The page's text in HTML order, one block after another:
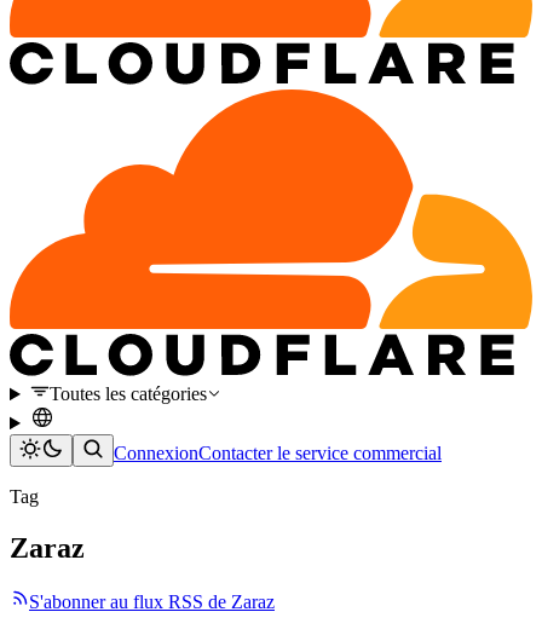
Toutes les catégories
ConnexionContacter le service commercial
Tag
Zaraz
S'abonner au flux RSS de Zaraz